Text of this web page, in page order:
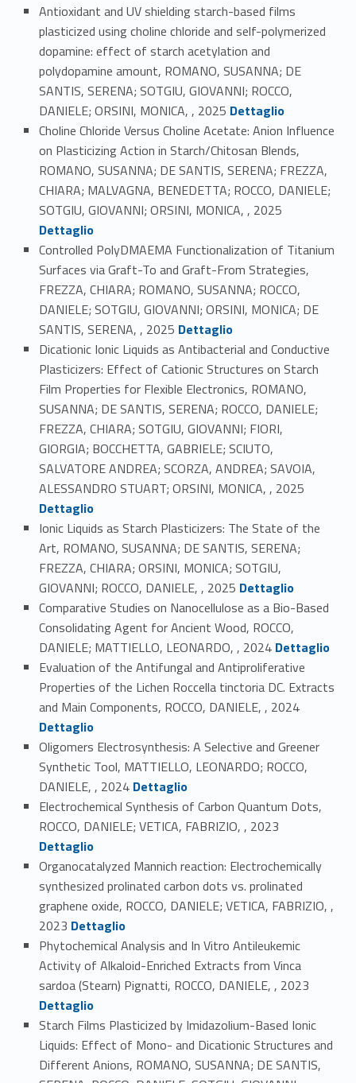
Antioxidant and UV shielding starch-based films
plasticized using choline chloride and self-polymerized
dopamine: effect of starch acetylation and
polydopamine amount, ROMANO, SUSANNA; DE
SANTIS, SERENA; SOTGIU, GIOVANNI; ROCCO,
DANIELE; ORSINI, MONICA, , 2025 Link identifier #identifier_person_159895-1Dettaglio
Choline Chloride Versus Choline Acetate: Anion Influence
on Plasticizing Action in Starch/Chitosan Blends,
ROMANO, SUSANNA; DE SANTIS, SERENA; FREZZA,
CHIARA; MALVAGNA, BENEDETTA; ROCCO, DANIELE;
SOTGIU, GIOVANNI; ORSINI, MONICA, , 2025
Dettaglio
Controlled PolyDMAEMA Functionalization of Titanium
Surfaces via Graft-To and Graft-From Strategies,
FREZZA, CHIARA; ROMANO, SUSANNA; ROCCO,
DANIELE; SOTGIU, GIOVANNI; ORSINI, MONICA; DE
SANTIS, SERENA, , 2025 Link identifier #identifier_person_156682-3Dettaglio
Dicationic Ionic Liquids as Antibacterial and Conductive
Plasticizers: Effect of Cationic Structures on Starch
Film Properties for Flexible Electronics, ROMANO,
SUSANNA; DE SANTIS, SERENA; ROCCO, DANIELE;
FREZZA, CHIARA; SOTGIU, GIOVANNI; FIORI,
GIORGIA; BOCCHETTA, GABRIELE; SCIUTO,
SALVATORE ANDREA; SCORZA, ANDREA; SAVOIA,
ALESSANDRO STUART; ORSINI, MONICA, , 2025
Dettaglio
Ionic Liquids as Starch Plasticizers: The State of the
Art, ROMANO, SUSANNA; DE SANTIS, SERENA;
FREZZA, CHIARA; ORSINI, MONICA; SOTGIU,
GIOVANNI; ROCCO, DANIELE, , 2025 Link identifier #identifier_person_96752-5Dettaglio
Comparative Studies on Nanocellulose as a Bio-Based
Consolidating Agent for Ancient Wood, ROCCO,
DANIELE; MATTIELLO, LEONARDO, , 2024 Link identifier #identifier_person_180648-6Dettaglio
Evaluation of the Antifungal and Antiproliferative
Properties of the Lichen Roccella tinctoria DC. Extracts
and Main Components, ROCCO, DANIELE, , 2024
Dettaglio
Oligomers Electrosynthesis: A Selective and Greener
Synthetic Tool, MATTIELLO, LEONARDO; ROCCO,
DANIELE, , 2024 Link identifier #identifier_person_5376-8Dettaglio
Electrochemical Synthesis of Carbon Quantum Dots,
ROCCO, DANIELE; VETICA, FABRIZIO, , 2023
Dettaglio
Organocatalyzed Mannich reaction: Electrochemically
synthesized prolinated carbon dots vs. prolinated
graphene oxide, ROCCO, DANIELE; VETICA, FABRIZIO, ,
2023 Link identifier #identifier_person_130140-10
Dettaglio
Phytochemical Analysis and In Vitro Antileukemic
Activity of Alkaloid-Enriched Extracts from Vinca
sardoa (Stearn) Pignatti, ROCCO, DANIELE, , 2023
Dettaglio
Starch Films Plasticized by Imidazolium-Based Ionic
Liquids: Effect of Mono- and Dicationic Structures and
Different Anions, ROMANO, SUSANNA; DE SANTIS,